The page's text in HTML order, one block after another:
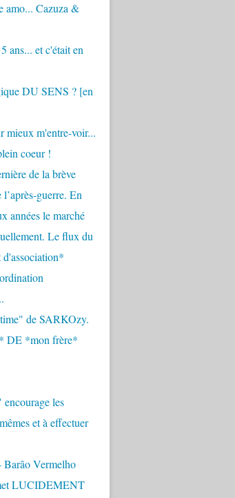
amo... Cazuza &
ans... et c'était en
DU SENS ? [en
mieux m'entre-voir...
coeur !
de la brève
guerre. En
années le marché
Le flux du
de SARKOzy.
DE *mon frère*
les
et à effectuer
Barão Vermelho
LUCIDEMENT